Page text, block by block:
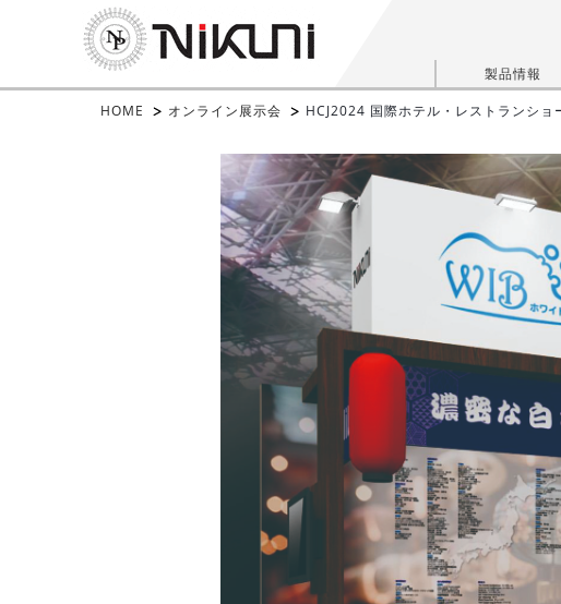
製品情報
HOME オンライン展示会 HCJ2024 国際ホテル・レストランショ